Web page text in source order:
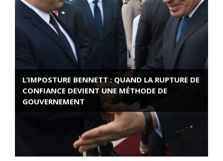
L’IMPOSTURE BENNETT : QUAND LA RUPTURE DE
CONFIANCE DEVIENT UNE MÉTHODE DE
GOUVERNEMENT
ROSE VALLAND, HEROÏNE DE LA RESISTANCE